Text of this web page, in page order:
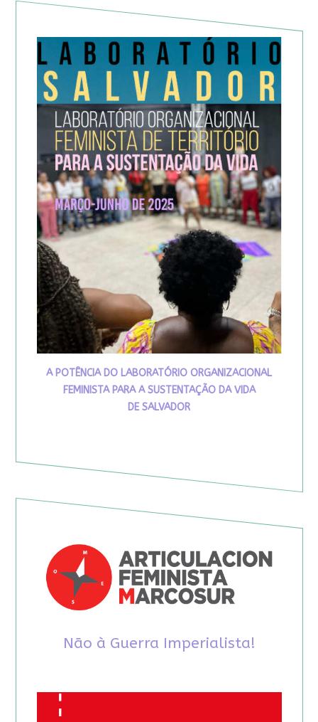
A POTÊNCIA DO LABORATÓRIO ORGANIZACIONAL
FEMINISTA PARA A SUSTENTAÇÃO DA VIDA
DE SALVADOR
Não à Guerra Imperialista!